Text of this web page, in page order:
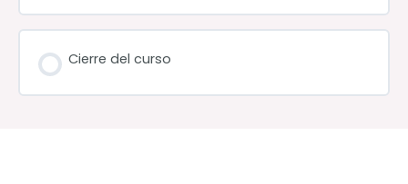
Cierre del curso